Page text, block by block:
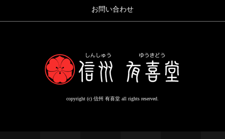
お問い合わせ
copyright (c) 信州 有喜堂 all rights reserved.